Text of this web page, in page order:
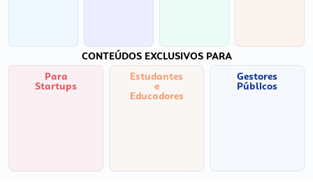
CONTEÚDOS EXCLUSIVOS PARA
Para
Startups
Estudantes
e
Educadores
Gestores
Públicos